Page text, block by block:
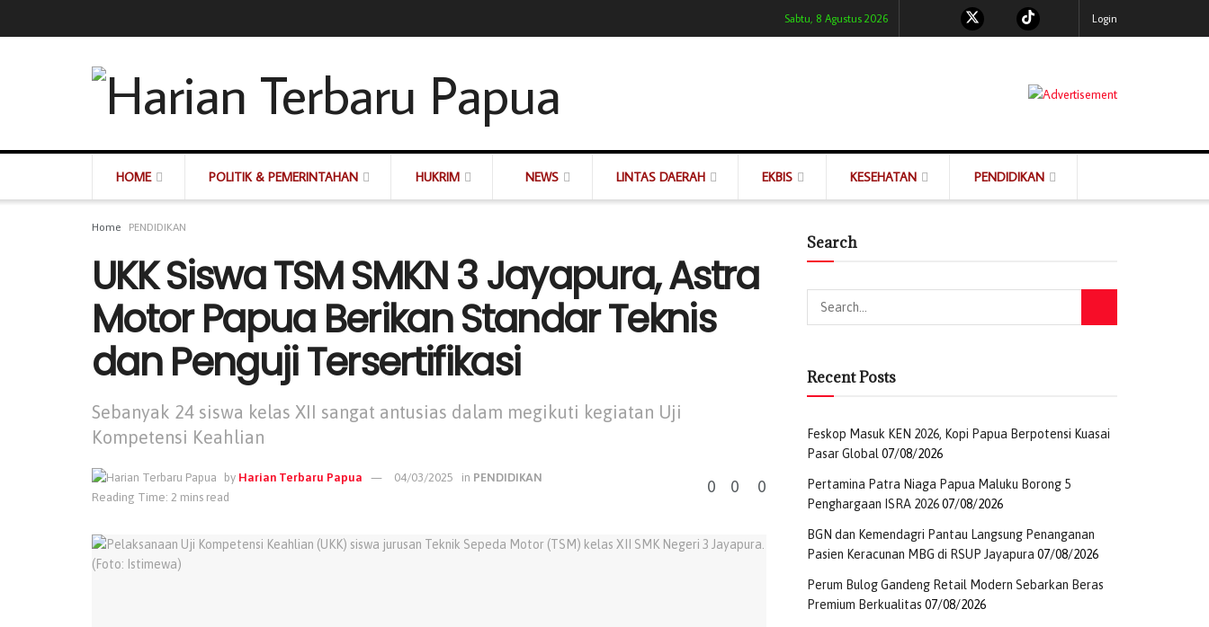
Sabtu, 8 Agustus 2026 Login
HOME POLITIK & PEMERINTAHAN HUKRIM NEWS LINTAS DAERAH EKBIS KESEHATAN PENDIDIKAN
Home PENDIDIKAN
UKK Siswa TSM SMKN 3 Jayapura, Astra
Motor Papua Berikan Standar Teknis
dan Penguji Tersertifikasi
Sebanyak 24 siswa kelas XII sangat antusias dalam megikuti kegiatan Uji
Kompetensi Keahlian
by Harian Terbaru Papua 04/03/2025 in PENDIDIKAN
Reading Time: 2 mins read
0 0 0
Search
Recent Posts
Feskop Masuk KEN 2026, Kopi Papua Berpotensi Kuasai
Pasar Global 07/08/2026
Pertamina Patra Niaga Papua Maluku Borong 5
Penghargaan ISRA 202607/08/2026
BGN dan Kemendagri Pantau Langsung Penanganan
Pasien Keracunan MBG di RSUP Jayapura 07/08/2026
Perum Bulog Gandeng Retail Modern Sebarkan Beras
Premium Berkualitas 07/08/2026